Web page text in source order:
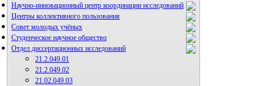
Научно-инновационный центр координации исследований
НИИ микрохирургии и клинической анатомии
Центры коллективного пользования
Совет молодых учёных
Студенческое научное общество
Отдел диссертационных исследований
21.2.049.01
21.2.049.02
21.02.049.03